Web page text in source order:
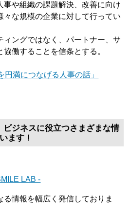
事や組織の課題解決、改善に向け
々な規模の企業に対して行ってい
ィングではなく、パートナー、サ
働することを信条とする。
円満につなげる人事の話」
ジネスに役立つさまざまな情
ます！
LAB -
情報を幅広く発信しておりま